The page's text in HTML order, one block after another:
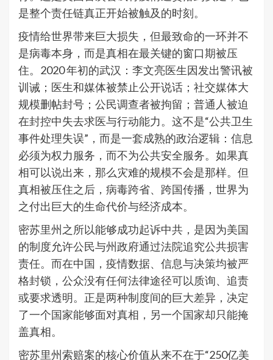
是整个责任链真正开始被触及的时刻。
疫情给世界带来巨大损失，但最致命的一环并不
是病毒本身，而是真相在最关键的窗口期被压
住。2020 年初的武汉：李文亮医生因发出警讯被
训诫；医生和媒体被禁止公开说话；社交媒体大
规模删帖封号；公民调查者被拘留；普通人被迫
在封控中失去求医与行动能力。这不是“公共卫生
事件处理失误”，而是一套成熟的政治逻辑：信息
必须为权力服务，而不为公共安全服务。如果真
相可以说出来，那么灾难的规模不会是那样。但
真相被压住之后，病毒跨省、跨国传播，世界为
之付出巨大的生命代价与经济成本。
密苏里州之所以能够成功起诉中共，是因为美国
的制度允许公民与州政府通过法院追究公共损害
责任。而在中国，疫情数据、信息与决策均被严
格封锁，公众没有任何法律途径可以质询、追责
或要求透明。正是两种制度间的巨大差异，决定
了一个国家能够面对真相，另一个国家却只能掩
盖真相。
密苏里州索赔案的核心价值从来不在于“250亿美